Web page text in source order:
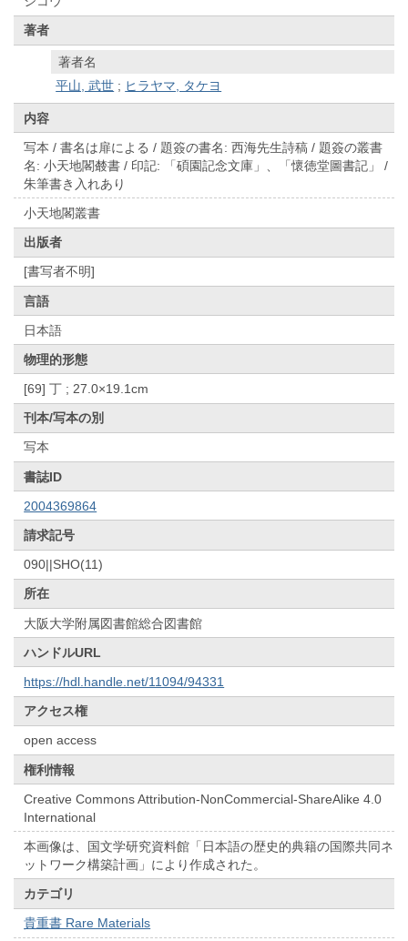
著者
著者名
平山, 武世 ; ヒラヤマ, タケヨ
内容
写本 / 書名は扉による / 題簽の書名: 西海先生詩稿 / 題簽の叢書
名: 小天地閣樷書 / 印記: 「碩園記念文庫」、「懷徳堂圖書記」 /
朱筆書き入れあり
小天地閣叢書
出版者
[書写者不明]
言語
日本語
物理的形態
[69] 丁 ; 27.0×19.1cm
刊本/写本の別
写本
書誌ID
2004369864
請求記号
090||SHO(11)
所在
大阪大学附属図書館総合図書館
ハンドルURL
https://hdl.handle.net/11094/94331
アクセス権
open access
権利情報
Creative Commons Attribution-NonCommercial-ShareAlike 4.0
International
本画像は、国文学研究資料館「日本語の歴史的典籍の国際共同ネ
ットワーク構築計画」により作成された。
カテゴリ
貴重書 Rare Materials